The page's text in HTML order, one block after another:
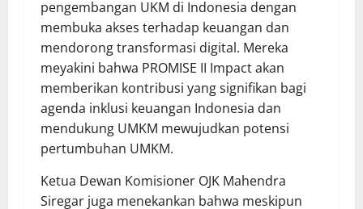
pengembangan UKM di Indonesia dengan
membuka akses terhadap keuangan dan
mendorong transformasi digital. Mereka
meyakini bahwa PROMISE II Impact akan
memberikan kontribusi yang signifikan bagi
agenda inklusi keuangan Indonesia dan
mendukung UMKM mewujudkan potensi
pertumbuhan UMKM.
Ketua Dewan Komisioner OJK Mahendra
Siregar juga menekankan bahwa meskipun